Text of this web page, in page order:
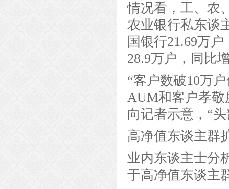
情况看，工、农
农业银行私东谈
国银行21.69万
28.9万户，同比
“客户数破10万
AUM和客户孝敬
向记者示意，“
高净值东谈主群
业内东谈主士分
于高净值东谈主